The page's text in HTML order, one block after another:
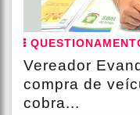
Vereador
compra de
cobra...